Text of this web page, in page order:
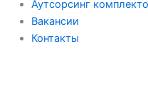
Аутсорсинг
Вакансии
Контакты